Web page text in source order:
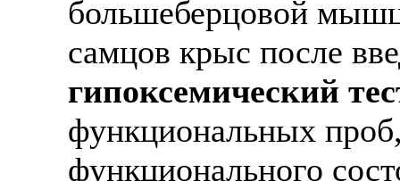
большеберцовой
самцов крыс после
гипоксемический
функциональных
функционального